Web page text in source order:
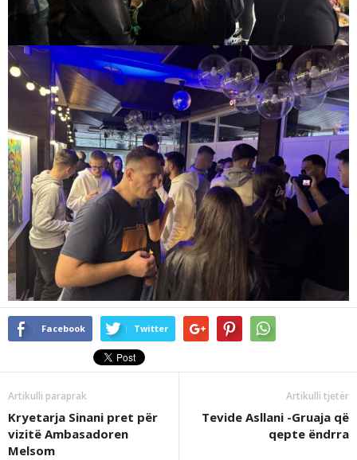
Facebook Twitter
Artikulli paraprak
Kryetarja Sinani pret për
vizitë Ambasadoren
Melsom
Artikulli tjetër
Tevide Asllani -Gruaja që
qepte ëndrra